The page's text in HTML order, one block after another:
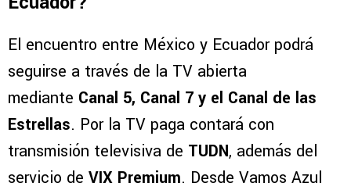
El encuentro entre México y Ecuador podrá
seguirse a través de la TV abierta
mediante Canal 5, Canal 7 y el Canal de las
Estrellas. Por la TV paga contará con
transmisión televisiva de TUDN, además del
servicio de VIX Premium. Desde Vamos Azul